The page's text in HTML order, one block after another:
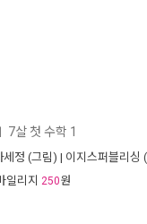
7살 첫 수학 1
세정 (그림) | 이지스퍼블리싱
일리지 250원